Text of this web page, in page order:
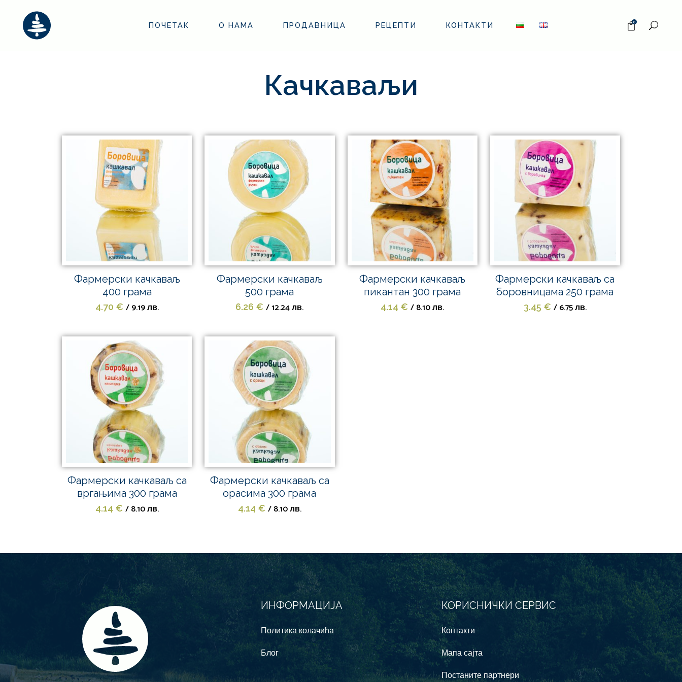
0
ПОЧЕТАК О НАМА ПРОДАВНИЦА РЕЦЕПТИ КОНТАКТИ
Качкаваљи
Фармерски качкаваљ
400 грама
4.70 € / 9.19 лв.
Фармерски качкаваљ
500 грама
6.26 € / 12.24 лв.
Фармерски качкаваљ
пикантан 300 грама
4.14 € / 8.10 лв.
Фармерски качкаваљ са
боровницама 250 грама
3.45 € / 6.75 лв.
Фармерски качкаваљ са
вргањима 300 грама
4.14 € / 8.10 лв.
Фармерски качкаваљ са
орасима 300 грама
4.14 € / 8.10 лв.
ИНФОРМАЦИJА
Политика колачића
Блог
КОРИСНИЧКИ СЕРВИС
Контакти
Мапа сајта
Постаните партнери